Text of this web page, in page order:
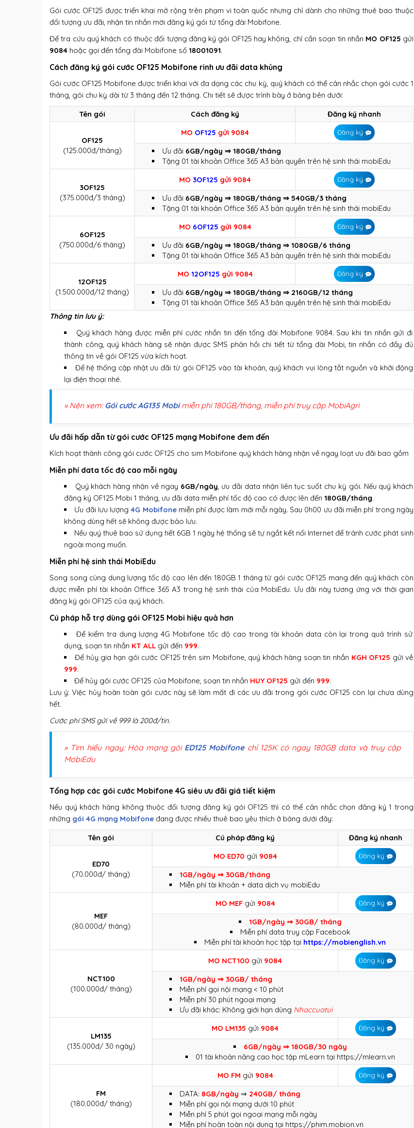
Gói cước OF125 được triển khai mở rộng trên phạm vi toàn quốc nhưng chỉ dành cho những thuê bao thuộc
đối tượng ưu đãi, nhận tin nhắn mời đăng ký gói từ tổng đài Mobifone.
Để tra cứu quý khách có thuộc đối tượng đăng ký gói OF125 hay không, chỉ cần soạn tin nhắn MO OF125 gửi
9084 hoặc gọi đến tổng đài Mobifone số 18001091.
Cách đăng ký gói cước OF125 Mobifone rinh ưu đãi data khủng
Gói cước OF125 Mobifone được triển khai với đa dạng các chu kỳ, quý khách có thể cân nhắc chọn gói cước 1
tháng, gói chu kỳ dài từ 3 tháng đến 12 tháng. Chi tiết sẽ được trình bày ở bảng bên dưới:
Tên gói Cách đăng ký Đăng ký nhanh
OF125
(125.000đ/tháng)
MO OF125 gửi 9084 Đăng ký
Ưu đãi 6GB/ngày ⇒ 180GB/tháng
Tặng 01 tài khoản Office 365 A3 bản quyền trên hệ sinh thái mobiEdu
3OF125
(375.000đ/3 tháng)
MO 3OF125 gửi 9084 Đăng ký
Ưu đãi 6GB/ngày ⇒ 180GB/tháng ⇒ 540GB/3 tháng
Tặng 01 tài khoản Office 365 A3 bản quyền trên hệ sinh thái mobiEdu
6OF125
(750.000đ/6 tháng)
MO 6OF125 gửi 9084 Đăng ký
Ưu đãi 6GB/ngày ⇒ 180GB/tháng ⇒ 1080GB/6 tháng
Tặng 01 tài khoản Office 365 A3 bản quyền trên hệ sinh thái mobiEdu
12OF125
(1.500.000đ/12 tháng)
MO 12OF125 gửi 9084 Đăng ký
Ưu đãi 6GB/ngày ⇒ 180GB/tháng ⇒ 2160GB/12 tháng
Tặng 01 tài khoản Office 365 A3 bản quyền trên hệ sinh thái mobiEdu
Thông tin lưu ý:
Quý khách hàng được miễn phí cước nhắn tin đến tổng đài Mobifone 9084. Sau khi tin nhắn gửi đi
thành công, quý khách hàng sẽ nhận được SMS phản hồi chi tiết từ tổng đài Mobi, tin nhắn có đầy đủ
thông tin về gói OF125 vừa kích hoạt.
Để hệ thống cập nhật ưu đãi từ gói OF125 vào tài khoản, quý khách vui lòng tắt nguồn và khởi động
lại điện thoại nhé.
» Nên xem: Gói cước AG135 Mobimiễn phí 180GB/tháng, miễn phí truy cập MobiAgri
Ưu đãi hấp dẫn từ gói cước OF125 mạng Mobifone đem đến
Kích hoạt thành công gói cước OF125 cho sim Mobifone quý khách hàng nhận về ngay loạt ưu đãi bao gồm
Miễn phí data tốc độ cao mỗi ngày
Quý khách hàng nhận về ngay 6GB/ngày, ưu đãi data nhận liên tục suốt chu kỳ gói. Nếu quý khách
đăng ký OF125 Mobi 1 tháng, ưu đãi data miễn phí tốc độ cao có được lên đến 180GB/tháng.
Ưu đãi lưu lượng4G Mobifonemiễn phí được làm mới mỗi ngày. Sau 0h00 ưu đãi miễn phí trong ngày
không dùng hết sẽ không được bảo lưu.
Nếu quý thuê bao sử dụng hết 6GB 1 ngày hệ thống sẽ tự ngắt kết nối Internet để tránh cước phát sinh
ngoài mong muốn.
Miễn phí hệ sinh thái MobiEdu
Song song cùng dung lượng tốc độ cao lên đến 180GB 1 tháng từ gói cước OF125 mang đến quý khách còn
được miễn phí tài khoản Office 365 A3 trong hệ sinh thái của MobiEdu. Ưu đãi này tương ứng với thời gian
đăng ký gói OF125 của quý khách.
Cú pháp hỗ trợ dùng gói OF125 Mobi hiệu quả hơn
Để kiểm tra dung lượng 4G Mobifone tốc độ cao trong tài khoản data còn lại trong quá trình sử
dụng, soạn tin nhắn KT ALL gửi đến 999.
Để hủy gia hạn gói cước OF125 trên sim Mobifone, quý khách hàng soạn tin nhắn KGH OF125 gửi về
999.
Để hủy gói cước OF125 của Mobifone, soạn tin nhắn HUY OF125 gửi đến 999.
Lưu ý: Việc hủy hoàn toàn gói cước này sẽ làm mất đi các ưu đãi trong gói cước OF125 còn lại chưa dùng
hết.
Cước phí SMS gửi về 999 là 200đ/tin.
» Tìm hiểu ngay: Hòa mạng gói ED125 Mobifonechỉ 125K có ngay 180GB data và truy cập
MobiEdu
Tổng hợp các gói cước Mobifone 4G siêu ưu đãi giá tiết kiệm
Nếu quý khách hàng không thuộc đối tượng đăng ký gói OF125 thì có thể cân nhắc chọn đăng ký 1 trong
những gói 4G mạng Mobifone đang được nhiều thuê bao yêu thích ở bảng dưới đây:
Tên gói Cú pháp đăng ký Đăng ký nhanh
ED70
(70.000đ/ tháng)
MO ED70 gửi 9084 Đăng ký
1GB/ngày ⇒ 30GB/tháng
Miễn phí tài khoản + data dịch vụ mobiEdu
MEF
(80.000đ/ tháng)
MO MEF gửi 9084 Đăng ký
1GB/ngày ⇒ 30GB/ tháng
Miễn phí data truy cập Facebook​
Miễn phí tài khoản học tập tại https://mobienglish.vn
NCT100
(100.000đ/ tháng)
MO NCT100 gửi 9084 Đăng ký
1GB/ngày ⇒ 30GB/ tháng
Miễn phí gọi nội mạng < 10 phút
Miễn phí 30 phút ngoại mạng
Ưu đãi khác: Không giới hạn dùng Nhaccuatui
LM135
(135.000đ/ 30 ngày)
MO LM135 gửi 9084 Đăng ký
6GB/ngày ⇒ 180GB/30 ngày
01 tài khoản nâng cao học tập mLearn tại https://mlearn.vn
FM
(180.000đ/ tháng)
MO FM gửi 9084 Đăng ký
DATA: 8GB/ngày ⇒ 240GB/ tháng
Miễn phí gọi nội mạng dưới 10 phút
Miễn phí 5 phút gọi ngoại mạng mỗi ngày
Miễn phí hoàn toàn nội dung tại https://phim.mobion.vn